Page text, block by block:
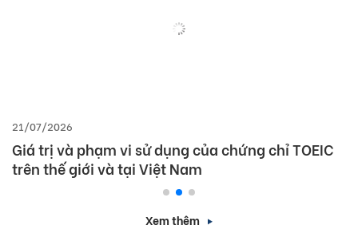
21/07/2026
Giá trị và phạm vi sử dụng của chứng chỉ TOEIC
trên thế giới và tại Việt Nam
Xem thêm